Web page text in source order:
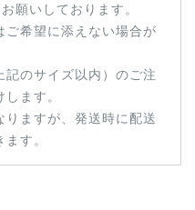
願いしております。
希望に添えない場合が
のサイズ以内）のご注
ます。
りますが、発送時に配送
す。